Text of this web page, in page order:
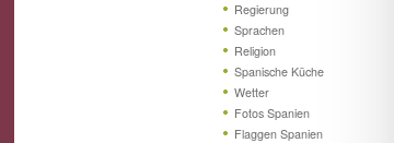
Regierung
Sprachen
Religion
Spanische Küche
Wetter
Fotos Spanien
Flaggen Spanien